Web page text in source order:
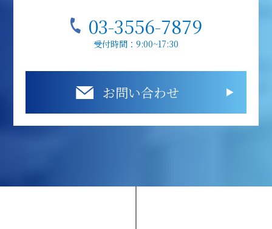
03-3556-7879
受付時間：9:00~17:30
お問い合わせ